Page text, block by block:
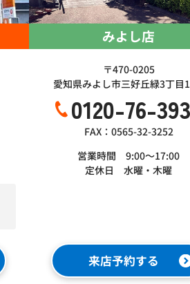
みよし店
〒470-0205
愛知県みよし市三好丘緑3丁目
0120-76-
FAX：0565-32-3252
営業時間 9:00～17:00
定休日 水曜・木曜
来店予約する